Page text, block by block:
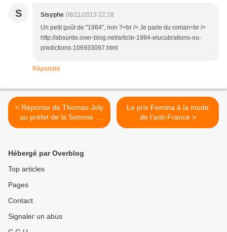
S Sisyphe 08/11/2013 22:28
Un petit goût de "1984", non ?<br /> Je parle du roman<br />
http://absurde.over-blog.net/article-1984-elucubrations-ou-
predictions-106933097.html
Répondre
< Réponse de Thomas Joly
au préfet de la Somme à
propos du rassemblement
Le prix Femina à la mode
de l’anti-France >
Hébergé par Overblog
Top articles
Pages
Contact
Signaler un abus